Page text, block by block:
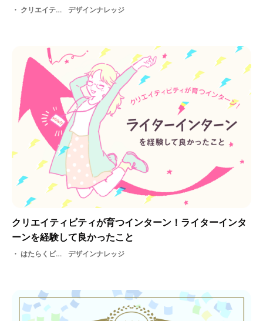
クリエイティブ・コモンズ・ライセンス・ クリエイティブ・コモンズ・ フリー・ ライセンス・ 基礎知識・ 著作権 デザインナレッジ
クリエイティビティが育つインターン！ライターインタ
ーンを経験して良かったこと
はたらくビビビット編集部・ ライター デザインナレッジ